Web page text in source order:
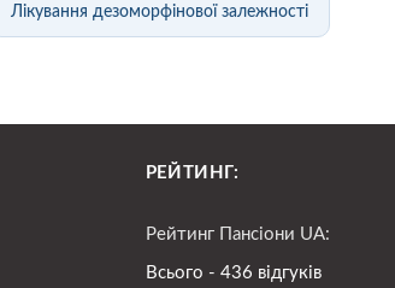
Лікування дезоморфінової залежності
РЕЙТИНГ:
Рейтинг Пансіони UA:
Всього - 436 відгуків